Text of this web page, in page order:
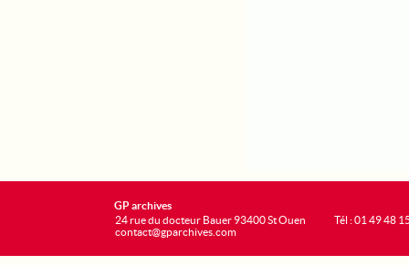
GP archives
24 rue du docteur Bauer 93400 St Ouen
contact@gparchives.com
Tél : 01 49 48